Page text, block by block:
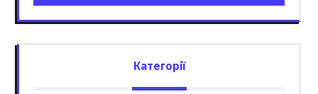
Категорії